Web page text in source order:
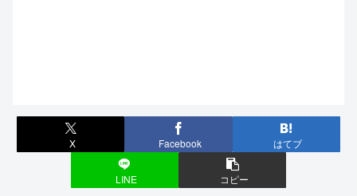
X Facebook はてブ
LINE コピー